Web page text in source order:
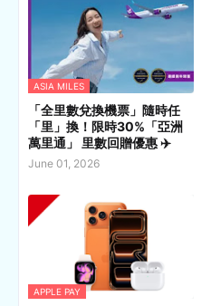
ASIA MILES
「全里數兌換機票」隨時任
「里」換！限時30%「亞洲
萬里通」 里數回贈優惠 ✈️
June 01, 2026
APPLE PAY